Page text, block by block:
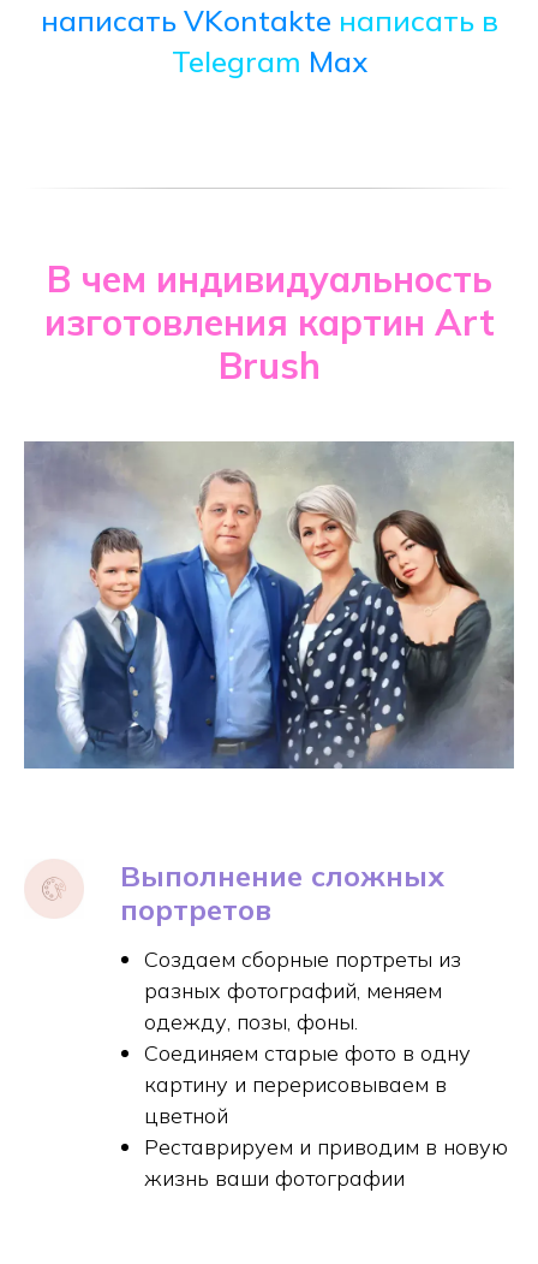
написать VKontakte написать в
Telegram Max
В чем индивидуальность
изготовления картин Art
Brush
Выполнение сложных
портретов
Создаем сборные портреты из
разных фотографий, меняем
одежду, позы, фоны.
Соединяем старые фото в одну
картину и перерисовываем в
цветной
Реставрируем и приводим в новую
жизнь ваши фотографии